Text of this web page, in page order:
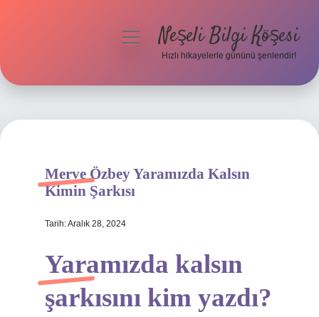
Hakkımızda
menüyüNeşeli Bilgi Köşesi
Hızlı hikayelerle gününü şenlendir!
Merve Özbey Yaramızda Kalsın
Kimin Şarkısı
Tarih: Aralık 28, 2024
Yaramızda kalsın
şarkısını kim yazdı?